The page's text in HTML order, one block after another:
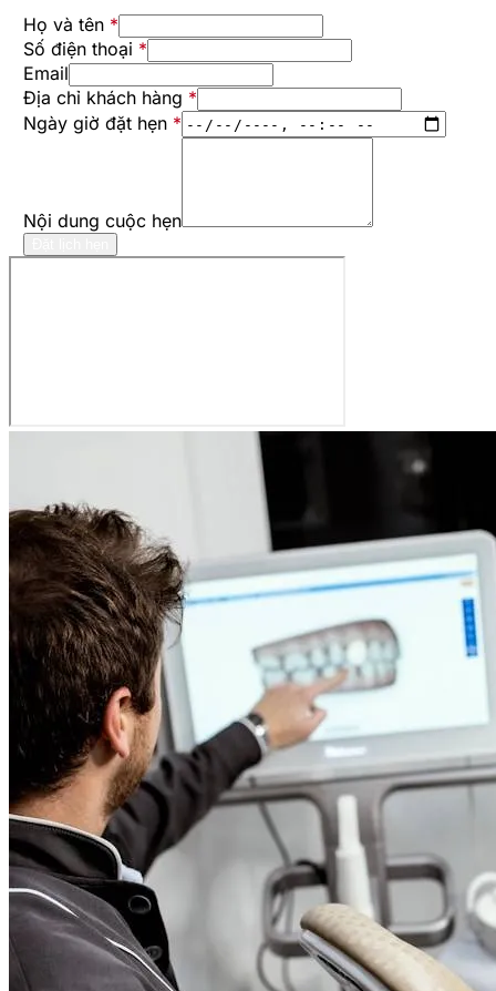
Họ và tên *
Số điện thoại *
Email
Địa chỉ khách hàng *
Ngày giờ đặt hẹn *
Nội dung cuộc hẹn